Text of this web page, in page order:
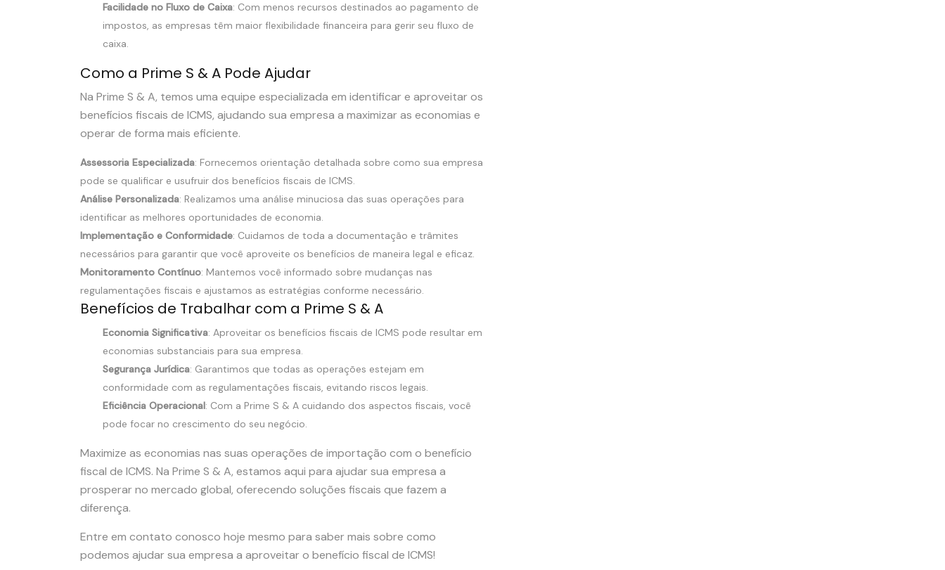
Facilidade no Fluxo de Caixa: Com menos recursos destinados ao pagamento de
impostos, as empresas têm maior flexibilidade financeira para gerir seu fluxo de
caixa.
Como a Prime S & A Pode Ajudar
Na Prime S & A, temos uma equipe especializada em identificar e aproveitar os
benefícios fiscais de ICMS, ajudando sua empresa a maximizar as economias e
operar de forma mais eficiente.
Assessoria Especializada: Fornecemos orientação detalhada sobre como sua empresa
pode se qualificar e usufruir dos benefícios fiscais de ICMS.
Análise Personalizada: Realizamos uma análise minuciosa das suas operações para
identificar as melhores oportunidades de economia.
Implementação e Conformidade: Cuidamos de toda a documentação e trâmites
necessários para garantir que você aproveite os benefícios de maneira legal e eficaz.
Monitoramento Contínuo: Mantemos você informado sobre mudanças nas
regulamentações fiscais e ajustamos as estratégias conforme necessário.
Benefícios de Trabalhar com a Prime S & A
Economia Significativa: Aproveitar os benefícios fiscais de ICMS pode resultar em
economias substanciais para sua empresa.
Segurança Jurídica: Garantimos que todas as operações estejam em
conformidade com as regulamentações fiscais, evitando riscos legais.
Eficiência Operacional: Com a Prime S & A cuidando dos aspectos fiscais, você
pode focar no crescimento do seu negócio.
Maximize as economias nas suas operações de importação com o benefício
fiscal de ICMS. Na Prime S & A, estamos aqui para ajudar sua empresa a
prosperar no mercado global, oferecendo soluções fiscais que fazem a
diferença.
Entre em contato conosco hoje mesmo para saber mais sobre como
podemos ajudar sua empresa a aproveitar o benefício fiscal de ICMS!